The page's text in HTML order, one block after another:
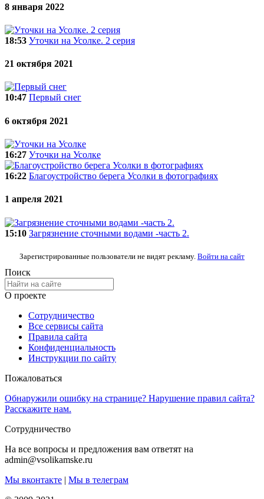
8 января 2022
18:53 Уточки на Усолке. 2 серия
21 октября 2021
10:47 Первый снег
6 октября 2021
16:27 Уточки на Усолке
16:22 Благоустройство берега Усолки в фотографиях
1 апреля 2021
15:10 Загрязнение сточными водами -часть 2.
Зарегистрированные пользователи не видят рекламу. Войти на сайт
Поиск
О проекте
Сотрудничество
Все сервисы сайта
Правила сайта
Конфиденциальность
Инструкции по сайту
Пожаловаться
Обнаружили ошибку на странице? Нарушение правил сайта?
Расскажите нам.
Сотрудничество
На все вопросы и предложения вам ответят на
admin@vsolikamske.ru
Мы вконтакте | Мы в телеграм